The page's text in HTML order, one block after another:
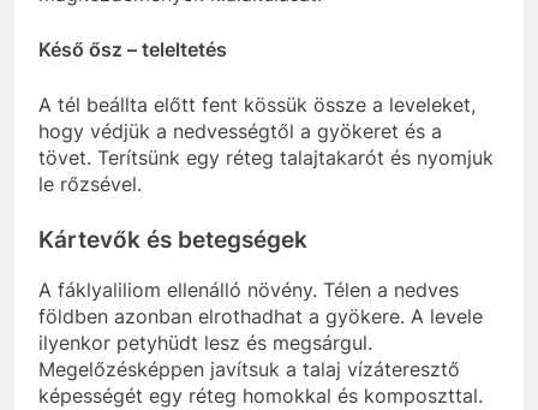
Késő ősz – teleltetés
A tél beállta előtt fent kössük össze a leveleket,
hogy védjük a nedvességtől a gyökeret és a
tövet. Terítsünk egy réteg talajtakarót és nyomjuk
le rőzsével.
Kártevők és betegségek
A fáklyaliliom ellenálló növény. Télen a nedves
földben azonban elrothadhat a gyökere. A levele
ilyenkor petyhüdt lesz és megsárgul.
Megelőzésképpen javítsuk a talaj vízáteresztő
képességét egy réteg homokkal és komposzttal.